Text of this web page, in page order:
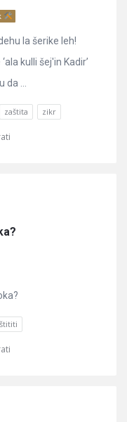
la šerike leh!
kulli šej'in Kadir’
...
zaštita zikr